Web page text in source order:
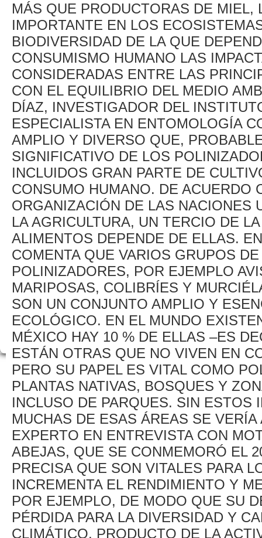
MÁS QUE PRODUCTORAS DE MIEL,
IMPORTANTE EN LOS
BIODIVERSIDAD DE LA QUE
CONSUMISMO HUMANO LAS
CONSIDERADAS ENTRE LAS
CON EL EQUILIBRIO DEL MEDIO
DÍAZ, INVESTIGADOR DEL
ESPECIALISTA EN ENTOMOLOGÍA
AMPLIO Y DIVERSO QUE,
SIGNIFICATIVO DE LOS
INCLUIDOS GRAN PARTE DE
CONSUMO HUMANO. DE ACUERDO
ORGANIZACIÓN DE LAS NACIONES
LA AGRICULTURA, UN TERCIO DE
ALIMENTOS DEPENDE DE ELLAS.
COMENTA QUE VARIOS GRUPOS
POLINIZADORES, POR EJEMPLO
MARIPOSAS, COLIBRÍES Y
SON UN CONJUNTO AMPLIO Y
ECOLÓGICO. EN EL MUNDO
MÉXICO HAY 10 % DE ELLAS –ES
ESTÁN OTRAS QUE NO VIVEN EN
PERO SU PAPEL ES VITAL COMO
PLANTAS NATIVAS, BOSQUES Y
INCLUSO DE PARQUES. SIN ESTOS
MUCHAS DE ESAS ÁREAS SE
EXPERTO EN ENTREVISTA CON
ABEJAS, QUE SE CONMEMORÓ EL
PRECISA QUE SON VITALES PARA
INCREMENTA EL RENDIMIENTO Y
POR EJEMPLO, DE MODO QUE SU
PÉRDIDA PARA LA DIVERSIDAD Y
CLIMÁTICO, PRODUCTO DE LA